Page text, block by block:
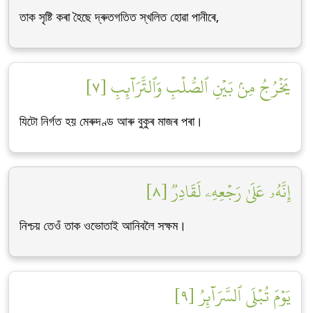
তাক সৃষ্টি কৰা হৈছে দ্ৰুতগতিত স্খলিত হোৱা পানীৰে,
يَخۡرُجُ مِنۢ بَيۡنِ ٱلصُّلۡبِ وَٱلتَّرَآئِبِ [٧]
যিটো নিৰ্গত হয় মেৰুদণ্ড আৰু বুকুৰ মাজৰ পৰা।
إِنَّهُۥ عَلَىٰ رَجۡعِهِۦ لَقَادِرٞ [٨]
নিশ্চয় তেওঁ তাক ওভোতাই আনিবলৈ সক্ষম।
يَوۡمَ تُبۡلَى ٱلسَّرَآئِرُ [٩]